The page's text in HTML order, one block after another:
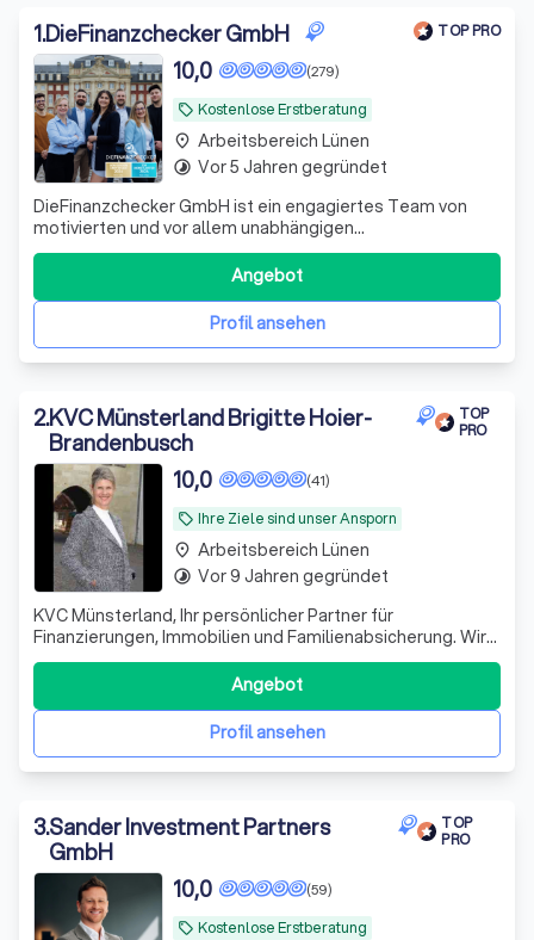
1.DieFinanzchecker GmbH TOP PRO
local_offer Kostenlose Erstberatung
(279)
10,0
DieFinanzchecker GmbH ist ein engagiertes Team von
motivierten und vor allem unabhängigen
Finanz-/Versicherungsmaklern aus dem Münsterland. Seit
2012 bieten wir unseren Kunden individuelle und
zielorientierte Produkte an, wobei wir den Fokus auf
Transparenz und Verständlichkeit setzen. Wir sind uns
Profil ansehen
Angebot
place Arbeitsbereich Lünen
timelapse Vor 5 Jahren gegründet
2.KVC Münsterland Brigitte Hoier-
Brandenbusch
TOP
PRO
local_offer Ihre Ziele sind unser Ansporn
(41)
10,0
KVC Münsterland, Ihr persönlicher Partner für
Finanzierungen, Immobilien und Familienabsicherung. Wir
unterstützen unsere Kundinnen und Kunden von der
ersten Idee zum erfolgreichen Abschluss.
Profil ansehen
Angebot
place Arbeitsbereich Lünen
timelapse Vor 9 Jahren gegründet
3.Sander Investment Partners
GmbH
TOP
PRO
local_offer Kostenlose Erstberatung
(59)
10,0